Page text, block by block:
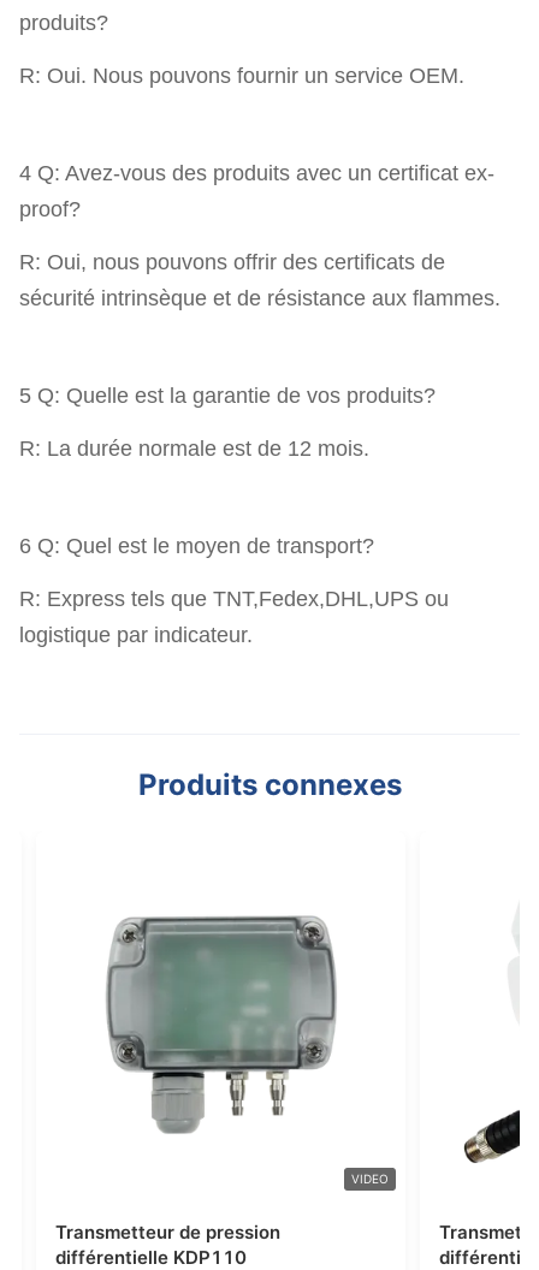
produits?
R: Oui. Nous pouvons fournir un service OEM.
4 Q: Avez-vous des produits avec un certificat ex-
proof?
R: Oui, nous pouvons offrir des certificats de
sécurité intrinsèque et de résistance aux flammes.
5 Q: Quelle est la garantie de vos produits?
R: La durée normale est de 12 mois.
6 Q: Quel est le moyen de transport?
R: Express tels que TNT,Fedex,DHL,UPS ou
logistique par indicateur.
Produits connexes
Transmetteur de pression
différentielle KDP210